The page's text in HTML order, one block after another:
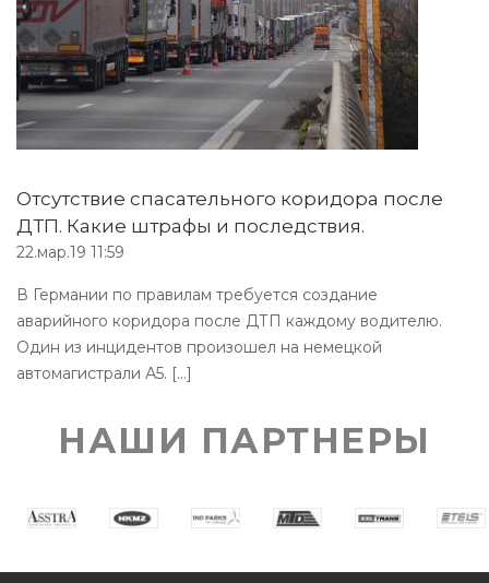
Отсутствие спасательного коридора после
ДТП. Какие штрафы и последствия.
22.мар.19 11:59
В Германии по правилам требуется создание
аварийного коридора после ДТП каждому водителю.
Один из инцидентов произошел на немецкой
автомагистрали А5. [...]
НАШИ ПАРТНЕРЫ